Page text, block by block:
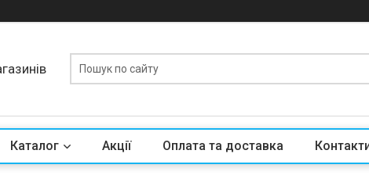
Каталог Акції Оплата та доставка